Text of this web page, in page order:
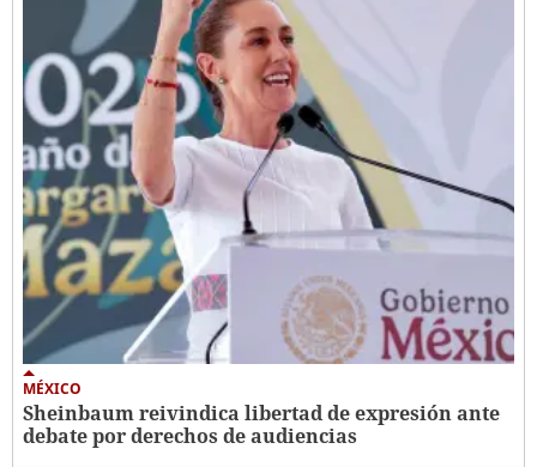
MÉXICO
Sheinbaum reivindica libertad de expresión ante
debate por derechos de audiencias